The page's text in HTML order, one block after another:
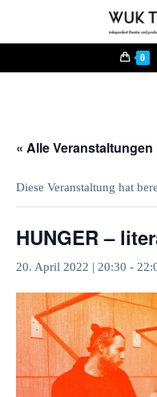
springen
0
« Alle Veranstaltungen
Diese Veranstaltung hat
HUNGER –
20. April 2022 | 20:30 -